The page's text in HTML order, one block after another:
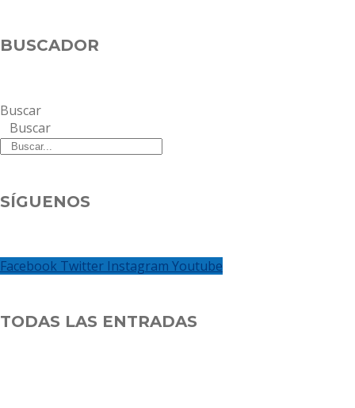
BUSCADOR
Buscar
Buscar
SÍGUENOS
Facebook Twitter Instagram Youtube
TODAS LAS ENTRADAS